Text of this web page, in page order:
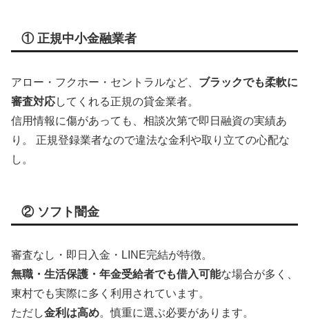
① 正規中小金融業者
アロー・フクホー・セントラルなど、 ブラックでも柔軟に
審査対応してくれる正規の貸金業者。
信用情報に傷があっても、相談次第で即日融資の実績あ
り。 正規登録業者なので違法な金利や取り立ての心配な
し。
② ソフト闇金
審査なし・即日入金・LINE完結が特徴。
無職・生活保護・年金受給者でも借入可能な場合が多く、
東村でも実際に多く利用されています。
ただし金利は高め。慎重に選ぶ必要があります。